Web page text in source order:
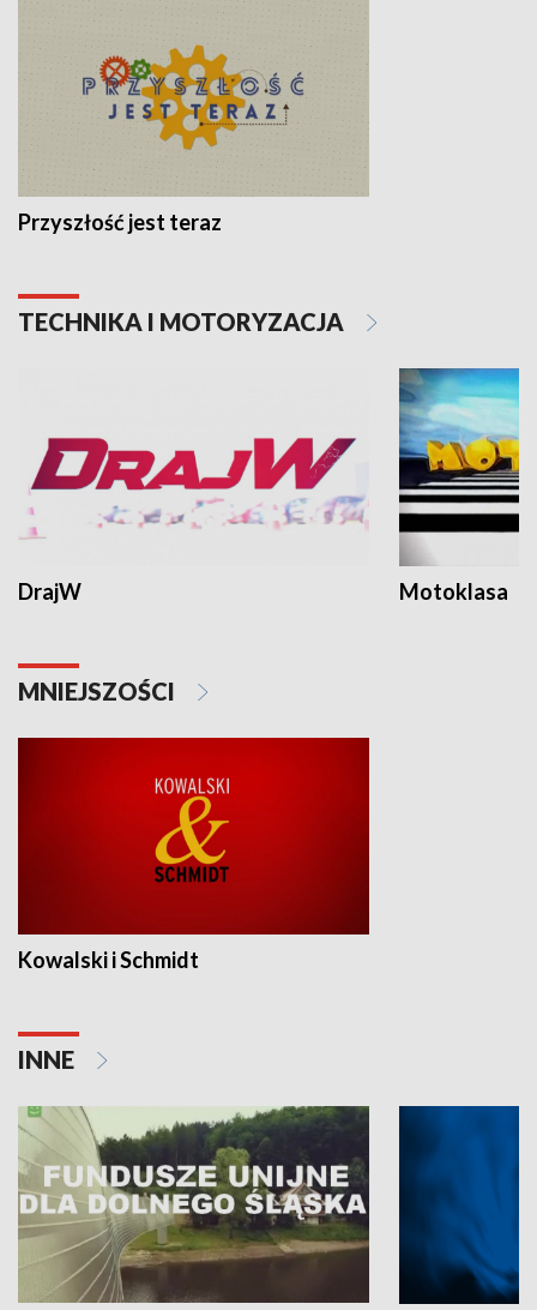
Przyszłość jest teraz
TECHNIKA I MOTORYZACJA
DrajW Motoklasa
MNIEJSZOŚCI
Kowalski i Schmidt
INNE